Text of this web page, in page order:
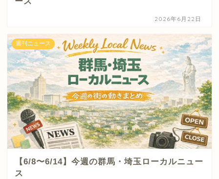
2026年6月22日
週刊ニュース
【6/8〜6/14】今週の群馬・埼玉ローカルニュー
ス